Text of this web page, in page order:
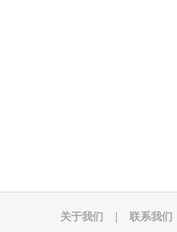
关于我们 联系我们